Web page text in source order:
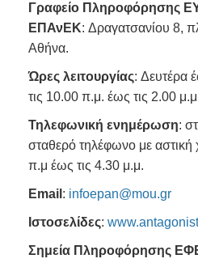
Γραφείο Πληροφόρησης
ΕΠΑνΕΚ: Δραγατσανίου 8,
Αθήνα.
Ώρες λειτουργίας: Δευτέρα
τις 10.00 π.μ. έως τις 2.00
Τηλεφωνική ενημέρωση:
σταθερό τηλέφωνο με
π.μ έως τις 4.30 μ.μ.
Εmail : infoepan@mou.gr
Ιστοσελίδες:
Σημεία Πληροφόρησης